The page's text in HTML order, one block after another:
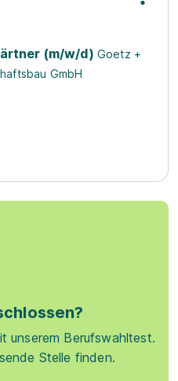
(m/w/d) Goetz +
GmbH
unserem Berufswahltest.
Stelle finden.